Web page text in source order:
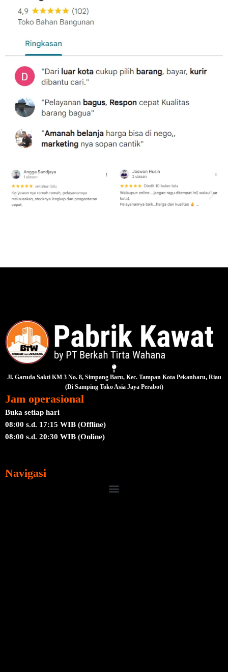
Jl. Garuda Sakti KM 3 No. 8, Simpang Baru, Kec. Tampan Kota Pekanbaru, Riau
(Di Samping Toko Asia Jaya Perabot)
Jam operasional
Buka setiap hari
08:00 s.d. 17:15 WIB (Offline)
08:00 s.d. 20:30 WIB (Online)
Navigasi